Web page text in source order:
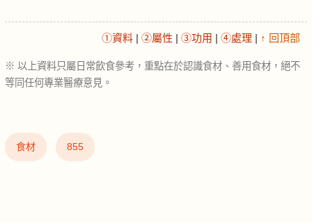
①資料 | ②屬性 | ③功用 | ④處理 | ↑ 回頂部
※ 以上資料只屬日常飲食參考，重點在於認識食材、善用食材，絕不
等同任何專業醫療意見。
食材 855